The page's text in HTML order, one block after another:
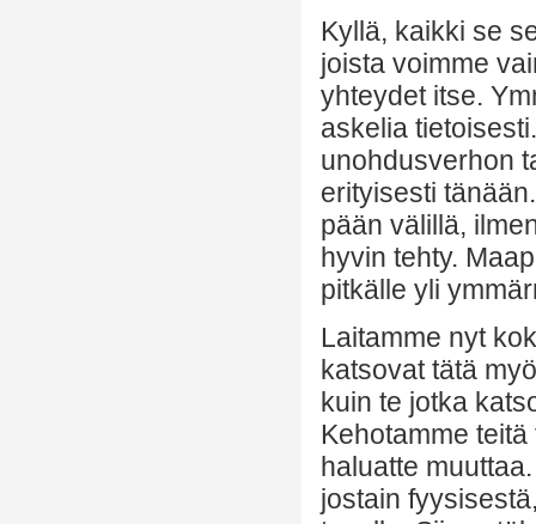
Kyllä, kaikki se
joista voimme
yhteydet itse.
askelia
unohdusverhon
erityisesti
pään välillä,
hyvin tehty.
pitkälle yli
Laitamme nyt
katsovat tätä
kuin te jotka
Kehotamme
haluatte
jostain